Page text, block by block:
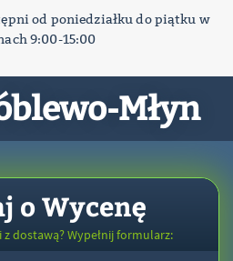
od poniedziałku do piątku w
9:00-15:00
Młyn
o Wycenę
z dostawą? Wypełnij formularz: